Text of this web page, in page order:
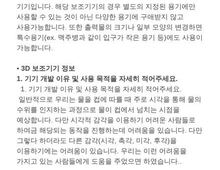
기기입니다. 해당 보조기기의 경우 별도의 지정된 용기에만
사용할 수 있는 것이 아닌 다양한 용기에 구애받지 않고
사용가능합니다. 또한 출력물의 크기나 일부 모양의 변경하면
특수용기(ex. 맥주병과 같이 입구가 작은 용기 등)에도 사용이
가능합니다.
▪ 3D 보조기기 정보
1. 기기 개발 이유 및 사용 목적을 자세히 적어주세요.
1. 기기 개발 이유 및 사용 목적을 자세히 적어주세요.
일반적으로 우리는 물을 컵에 따를 때 주로 시각을 통해 물의
수위를 인지하는 과정으로 물이 컵에서 넘치는 시점을
예상합니다. 다만 시각적 감각을 이용하기 어려운 사람들로
하여금 해당되는 동작을 진행하는데 어려움을 있습니다. 다만
그렇다 하더라도 다른 감각(시각, 촉각, 미각, 후각)을
이용하기에는 어려움이 있습니다. 우리는 이런 어려움을
가지고 있는 사람들에게 도움을 주었으면 하였습니다..